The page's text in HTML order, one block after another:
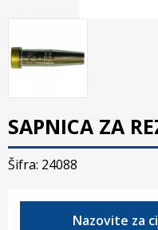
SAPNICA ZA
Šifra: 24088
Nazovite za